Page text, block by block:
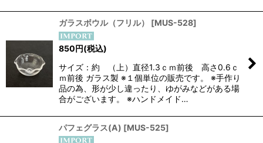
ガラスボウル（フリル） [MUS-528]
850円(税込)
サイズ：約 （上）直径1.3ｃｍ前後 高さ0.6ｃ
ｍ前後 ガラス製 ※１個単位の販売です。 ※手作り
品の為、形が少し違ったり、ゆがみなどがある場
合がございます。 ※ハンドメイド…
パフェグラス(A) [MUS-525]